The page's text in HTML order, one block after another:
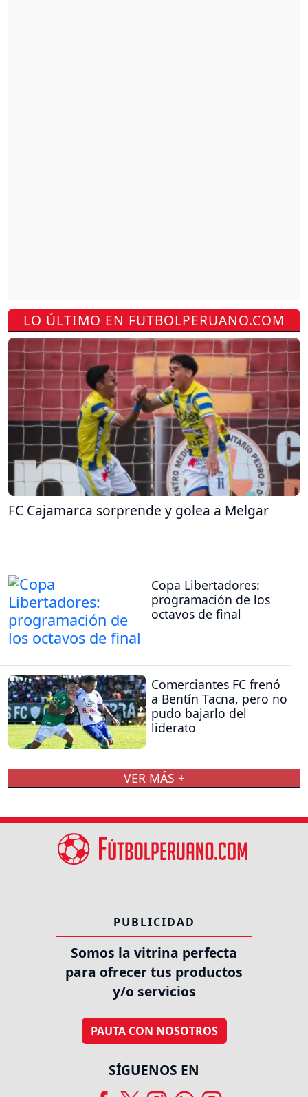
LO ÚLTIMO EN FUTBOLPERUANO.COM
FC Cajamarca sorprende y golea a Melgar
Copa Libertadores:
programación de los
octavos de final
Comerciantes FC frenó
a Bentín Tacna, pero no
pudo bajarlo del
liderato
VER MÁS +
PUBLICIDAD
Somos la vitrina perfecta
para ofrecer tus productos
y/o servicios
PAUTA CON NOSOTROS
SÍGUENOS EN